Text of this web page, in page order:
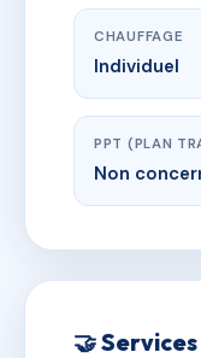
CHAUFFAGE
Individuel
PPT (PLAN
Non
🤝